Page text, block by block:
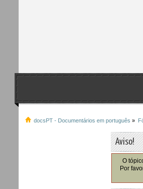
docsPT - Documentários em português »
Aviso!
O
Por